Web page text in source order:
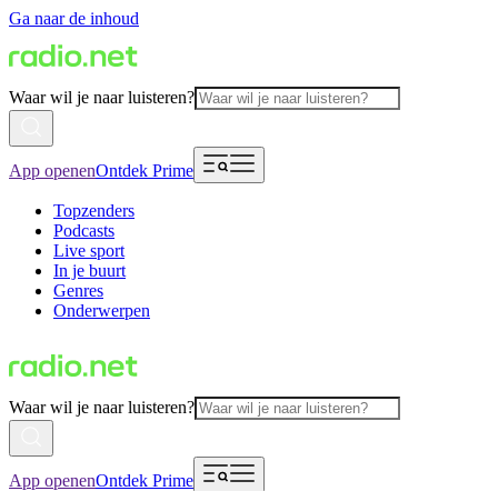
Ga naar de inhoud
Waar wil je naar luisteren?
App openenOntdek Prime
Topzenders
Podcasts
Live sport
In je buurt
Genres
Onderwerpen
Waar wil je naar luisteren?
App openenOntdek Prime